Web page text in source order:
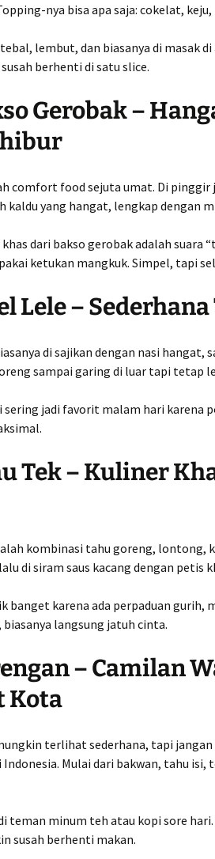
nya bisa apa saja: cokelat,
lembut, dan biasanya di masak
berhenti di satu slice.
Gerobak –
comfort food sejuta umat. Di pinggir
kaldu yang hangat, lengkap dengan
dari bakso gerobak adalah suara
ketukan mangkuk. Simpel, tapi
Lele –
di sajikan dengan nasi hangat,
sampai garing di luar tapi tetap
sering jadi favorit malam hari karena
Tek – Kuliner
kombinasi tahu goreng, lontong,
di siram saus kacang dengan petis
banget karena ada perpaduan gurih,
biasanya langsung jatuh cinta.
– Camilan
Kota
terlihat sederhana, tapi
Mulai dari bakwan, tahu isi,
teman minum teh atau kopi sore
susah berhenti makan.